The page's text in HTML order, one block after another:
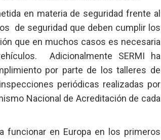
en materia de seguridad frente al
de seguridad que deben cumplir los
que en muchos casos es necesaria
Adicionalmente SERMI ha
por parte de los talleres de
periódicas realizadas por
Nacional de Acreditación de cada
funcionar en Europa en los primeros